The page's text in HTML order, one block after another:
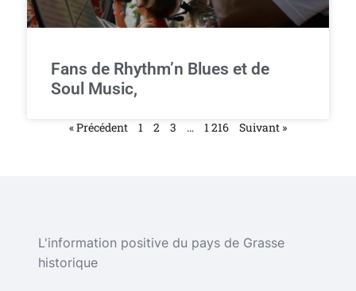
Fans de Rhythm’n Blues et de
Soul Music,
« Précédent 1 2 3 … 1 216 Suivant »
L'information positive du pays de Grasse
historique